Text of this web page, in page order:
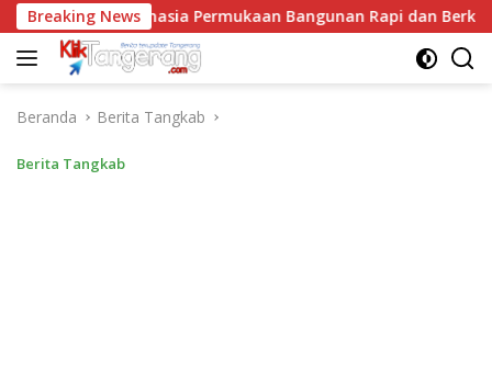
Langsung
ke
konten
Breaking News
Lantai, Rahasia Permukaan Bangunan Rapi dan Berkilau
Beranda Berita Tangkab
Berita Tangkab